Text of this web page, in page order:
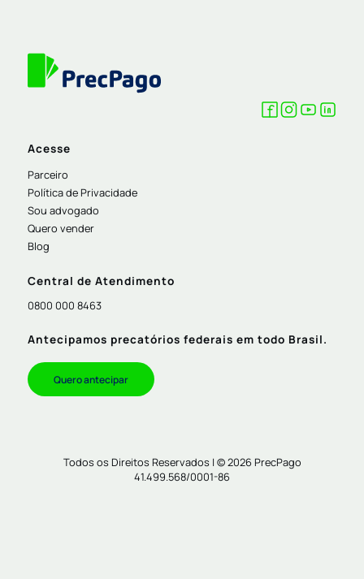
Acesse
Parceiro
Política de Privacidade
Sou advogado
Quero vender
Blog
Central de Atendimento
0800 000 8463
Antecipamos precatórios federais em todo Brasil.
Quero antecipar
Todos os Direitos Reservados | © 2026 PrecPago
41.499.568/0001-86